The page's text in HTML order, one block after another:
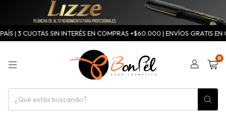
| 3 CUOTAS SIN INTERÉS EN COMPRAS +$60.000 | ENVÍOS GRATIS
0